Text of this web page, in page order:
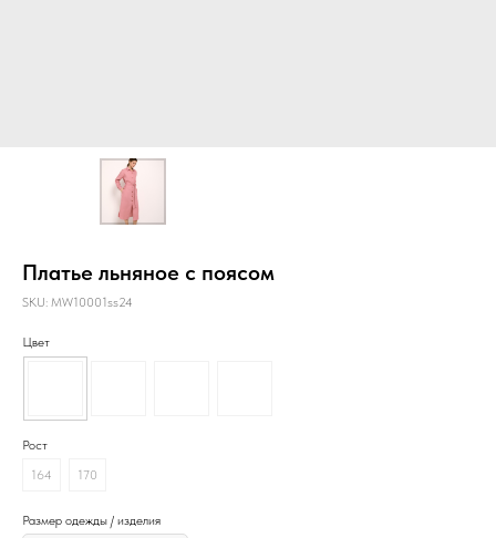
Платье льняное с поясом
SKU: MW10001ss24
Цвет
Рост
164
170
Размер одежды / изделия